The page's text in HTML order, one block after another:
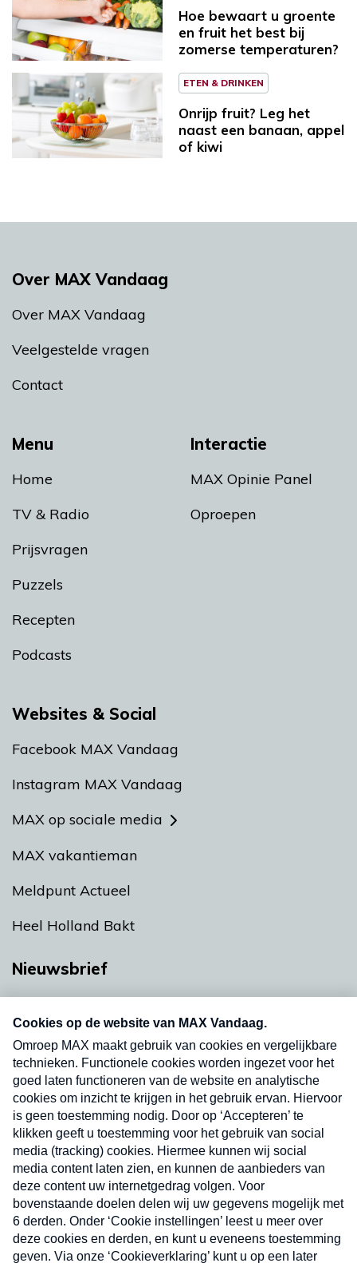
Hoe bewaart u groente
en fruit het best bij
zomerse temperaturen?
ETEN & DRINKEN
Onrijp fruit? Leg het
naast een banaan, appel
of kiwi
Menu
Home
TV & Radio
Prijsvragen
Puzzels
Recepten
Podcasts
Interactie
MAX Opinie Panel
Oproepen
Over MAX Vandaag
Over MAX Vandaag
Veelgestelde vragen
Contact
Websites & Social
Facebook MAX Vandaag
Instagram MAX Vandaag
MAX op sociale media
MAX vakantieman
Meldpunt Actueel
Heel Holland Bakt
Nieuwsbrief
nieuwsbrief. Elke vrijdag- en dinsdagochtend in
uw mailbox.
Verzend
Nieuwsbrief